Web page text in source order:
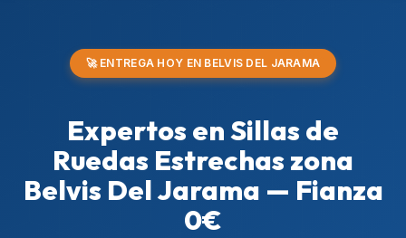
🚀 ENTREGA HOY EN BELVIS DEL JARAMA
Expertos en Sillas de
Ruedas Estrechas zona
Belvis Del Jarama — Fianza
0€